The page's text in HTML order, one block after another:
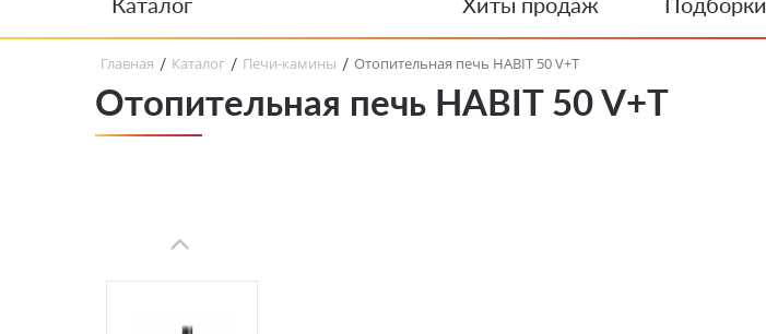
Главная / Каталог / Печи-камины / Отопительная печь HABIT 50 V+T
Отопительная печь HABIT 50 V+T